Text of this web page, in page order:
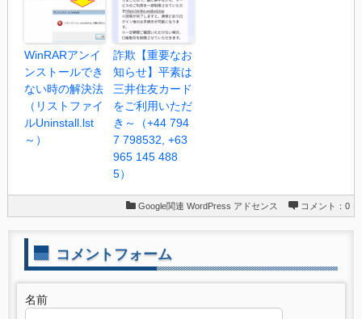
WinRARアンイ
ンストールでき
ない時の解決法
（リストファイ
ルUninstall.lst
～）
詐欺【重要なお
知らせ】平素は
三井住友カード
をご利用いただ
き～（+44 794
7 798532, +63
965 145 488
5）
Google関連 WordPress アドセンス コメント：0
コメントフォーム
名前